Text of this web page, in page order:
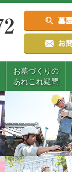
お墓づくりの
あれこれ疑問